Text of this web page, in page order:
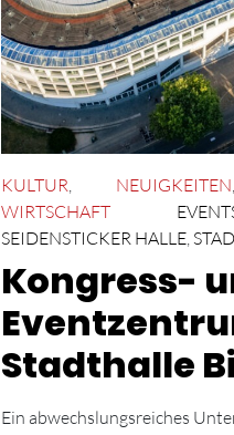
KULTUR NEUIGKEITEN
WIRTSCHAFT
SEIDENSTICKER HALLE,
Kongress-
Stadthalle
Ein abwechslungsreiches